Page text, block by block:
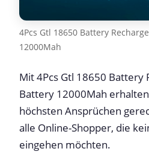
4Pcs Gtl 18650 Battery
12000Mah
Mit 4Pcs Gtl 18650 Battery
Battery 12000Mah
höchsten Ansprüchen
alle Online-Shopper, die
eingehen möchten.